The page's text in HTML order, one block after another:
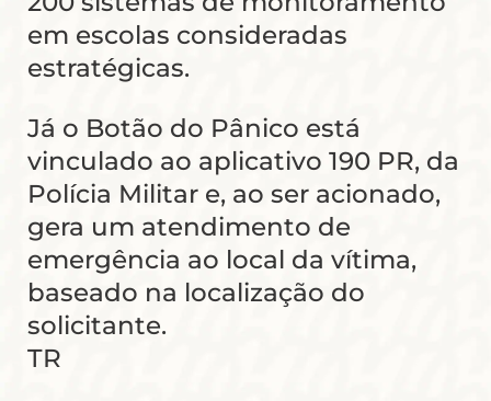
em escolas consideradas
estratégicas.
Já o Botão do Pânico está
vinculado ao aplicativo 190 PR, da
Polícia Militar e, ao ser acionado,
gera um atendimento de
emergência ao local da vítima,
baseado na localização do
solicitante.
TR